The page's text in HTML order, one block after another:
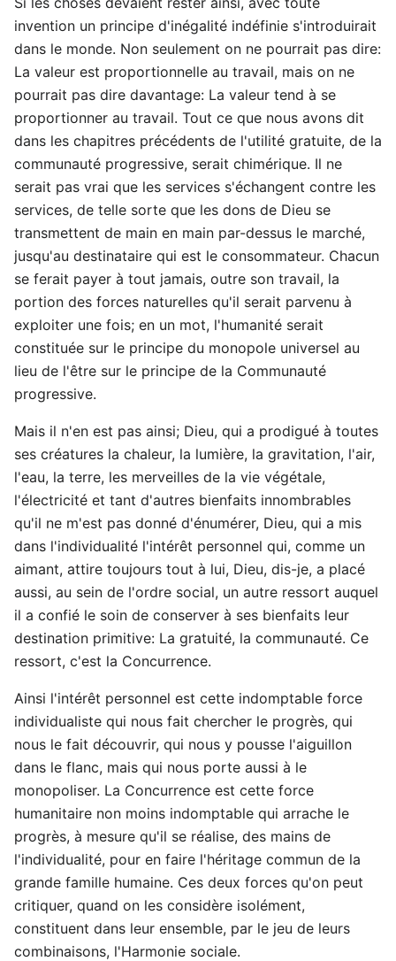
invention un principe d'inégalité indéfinie s'introduirait
dans le monde. Non seulement on ne pourrait pas dire:
La valeur est proportionnelle au travail, mais on ne
pourrait pas dire davantage: La valeur tend à se
proportionner au travail. Tout ce que nous avons dit
dans les chapitres précédents de l'utilité gratuite, de la
communauté progressive, serait chimérique. Il ne
serait pas vrai que les services s'échangent contre les
services, de telle sorte que les dons de Dieu se
transmettent de main en main par-dessus le marché,
jusqu'au destinataire qui est le consommateur. Chacun
se ferait payer à tout jamais, outre son travail, la
portion des forces naturelles qu'il serait parvenu à
exploiter une fois; en un mot, l'humanité serait
constituée sur le principe du monopole universel au
lieu de l'être sur le principe de la Communauté
progressive.
Mais il n'en est pas ainsi; Dieu, qui a prodigué à toutes
ses créatures la chaleur, la lumière, la gravitation, l'air,
l'eau, la terre, les merveilles de la vie végétale,
l'électricité et tant d'autres bienfaits innombrables
qu'il ne m'est pas donné d'énumérer, Dieu, qui a mis
dans l'individualité l'intérêt personnel qui, comme un
aimant, attire toujours tout à lui, Dieu, dis-je, a placé
aussi, au sein de l'ordre social, un autre ressort auquel
il a confié le soin de conserver à ses bienfaits leur
destination primitive: La gratuité, la communauté. Ce
ressort, c'est la Concurrence.
Ainsi l'intérêt personnel est cette indomptable force
individualiste qui nous fait chercher le progrès, qui
nous le fait découvrir, qui nous y pousse l'aiguillon
dans le flanc, mais qui nous porte aussi à le
monopoliser. La Concurrence est cette force
humanitaire non moins indomptable qui arrache le
progrès, à mesure qu'il se réalise, des mains de
l'individualité, pour en faire l'héritage commun de la
grande famille humaine. Ces deux forces qu'on peut
critiquer, quand on les considère isolément,
constituent dans leur ensemble, par le jeu de leurs
combinaisons, l'Harmonie sociale.